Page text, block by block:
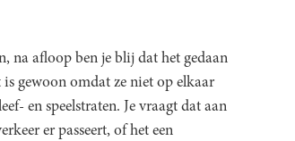
na afloop ben je blij dat het gedaan
gewoon omdat ze niet op elkaar
en speelstraten. Je vraagt dat aan
er passeert, of het een